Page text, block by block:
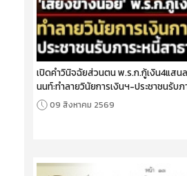
เปิดคำวินิจฉัยส่วนตน พ.ร.ก.กู้เงิน4แสนล
นนท์:ทำลายวินัยการเงินฯ-ประชาชนรับภ
09 สิงหาคม 2569